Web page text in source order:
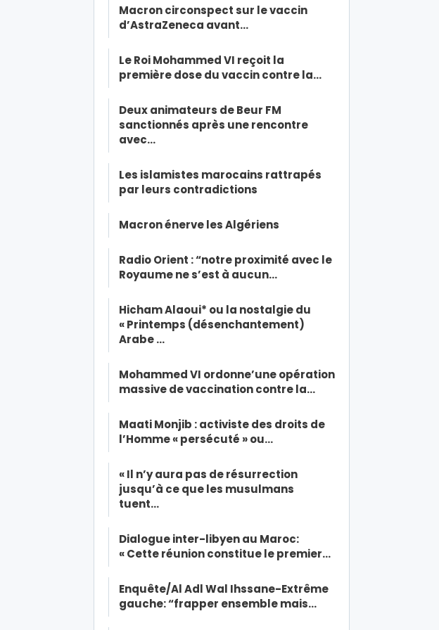
Macron circonspect sur le vaccin
d’AstraZeneca avant…
Le Roi Mohammed VI reçoit la
première dose du vaccin contre la…
Deux animateurs de Beur FM
sanctionnés après une rencontre
avec…
Les islamistes marocains rattrapés
par leurs contradictions
Macron énerve les Algériens
Radio Orient : “notre proximité avec le
Royaume ne s’est à aucun…
Hicham Alaoui* ou la nostalgie du
« Printemps (désenchantement)
Arabe …
Mohammed VI ordonne’une opération
massive de vaccination contre la…
Maati Monjib : activiste des droits de
l’Homme « persécuté » ou…
« Il n’y aura pas de résurrection
jusqu’à ce que les musulmans
tuent…
Dialogue inter-libyen au Maroc:
« Cette réunion constitue le premier…
Enquête/Al Adl Wal Ihssane-Extrême
gauche: “frapper ensemble mais…